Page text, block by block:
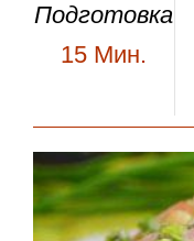
Подготовка
15 Мин.